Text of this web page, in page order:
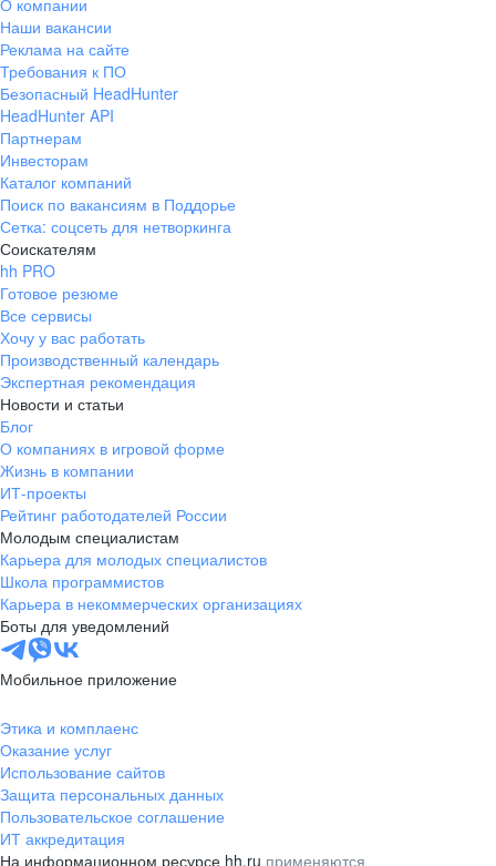
О компании
Наши вакансии
Реклама на сайте
Требования к ПО
Безопасный HeadHunter
HeadHunter API
Партнерам
Инвесторам
Каталог компаний
Поиск по вакансиям в Поддорье
Сетка: соцсеть для нетворкинга
Соискателям
hh PRO
Готовое резюме
Все сервисы
Хочу у вас работать
Производственный календарь
Экспертная рекомендация
Новости и статьи
Блог
О компаниях в игровой форме
Жизнь в компании
ИТ-проекты
Рейтинг работодателей России
Молодым специалистам
Карьера для молодых специалистов
Школа программистов
Карьера в некоммерческих организациях
Боты для уведомлений
Мобильное приложение
Этика и комплаенс
Оказание услуг
Использование сайтов
Защита персональных данных
Пользовательское соглашение
ИТ аккредитация
На информационном ресурсе hh.ru применяются